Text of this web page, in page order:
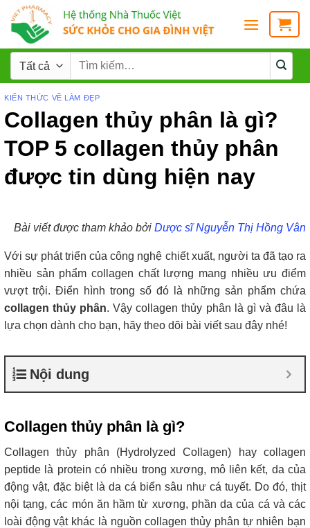
KIẾN THỨC VỀ LÀM ĐẸP
Collagen thủy phân là gì?
TOP 5 collagen thủy phân
được tin dùng hiện nay
Bài viết được tham khảo bởi Dược sĩ Nguyễn Thị Hồng Vân
Với sự phát triển của công nghệ chiết xuất, người ta đã tạo ra
nhiều sản phẩm collagen chất lượng mang nhiều ưu điểm
vượt trội. Điển hình trong số đó là những sản phẩm chứa
collagen thủy phân. Vậy collagen thủy phân là gì và đâu là
lựa chọn dành cho bạn, hãy theo dõi bài viết sau đây nhé!
Nội dung
Collagen thủy phân là gì?
Collagen thủy phân (Hydrolyzed Collagen) hay collagen
peptide là protein có nhiều trong xương, mô liên kết, da của
động vật, đặc biệt là da cá biển sâu như cá tuyết. Do đó, thịt
nội tạng, các món ăn hầm từ xương, phần da của cá và các
loài động vật khác là nguồn collagen thủy phân tự nhiên bạn